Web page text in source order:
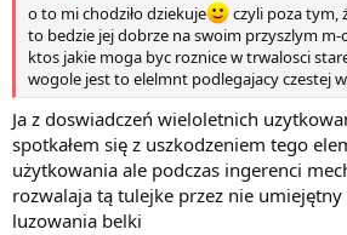
o to mi chodziło dziekuje
czyli poza tym,
to bedzie jej dobrze na swoim przyszlym m-
ktos jakie moga byc roznice w trwalosci
wogole jest to elelmnt podlegajacy czestej
Ja z doswiadczeń wieloletnich
spotkałem się z uszkodzeniem tego
użytkowania ale podczas ingerenci
rozwalaja tą tulejke przez nie
luzowania belki